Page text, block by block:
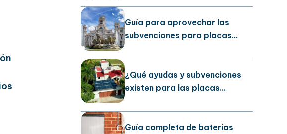
Guía para aprovechar las
subvenciones para placas
¿Qué ayudas y subvenciones
existen para las placas
Guía completa de baterías